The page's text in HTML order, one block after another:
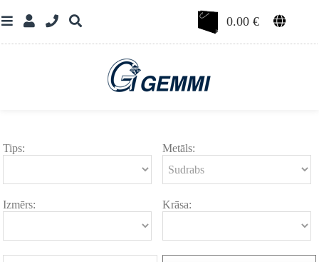
0.00€
Tips: Metāls:
Izmērs: Krāsa: